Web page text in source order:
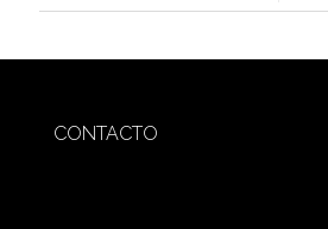
CONTACTO